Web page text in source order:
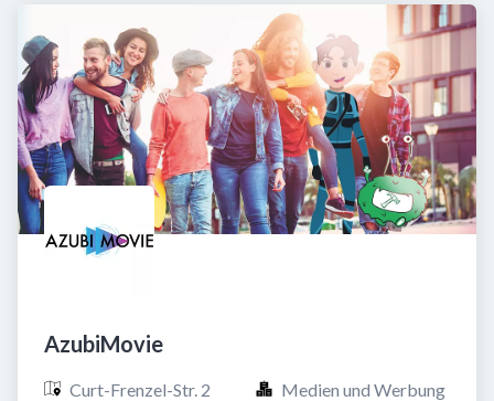
AzubiMovie
Curt-Frenzel-Str. 2
Medien und Werbung